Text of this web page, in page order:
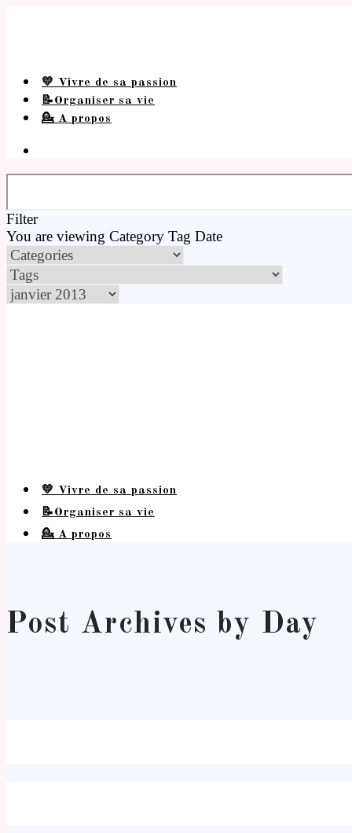
💛 Vivre de sa passion
📝Organiser sa vie
💁 A propos
Filter
You are viewing Category Tag Date
💛 Vivre de sa passion
📝Organiser sa vie
💁 A propos
Post Archives by Day